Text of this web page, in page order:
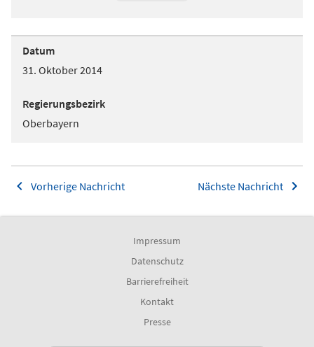
Datum
31. Oktober 2014
Regierungsbezirk
Oberbayern
Vorherige Nachricht Nächste Nachricht
Impressum
Datenschutz
Barrierefreiheit
Kontakt
Presse